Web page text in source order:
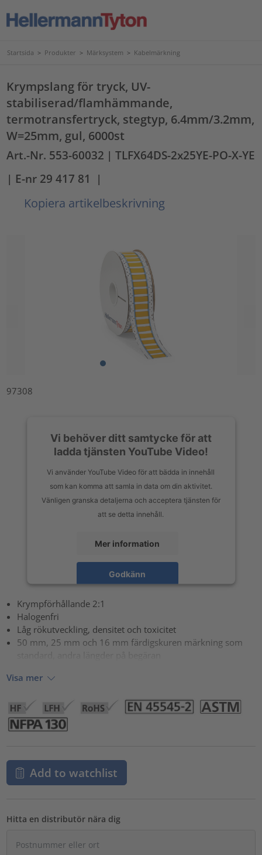
Startsida > Produkter > Märksystem > Kabelmärkning
Krympslang för tryck, UV-
stabiliserad/flamhämmande,
termotransfertryck, stegtyp, 6.4mm/3.2mm,
W=25mm, gul, 6000st
Art.-Nr. 553-60032 | TLFX64DS-2x25YE-PO-X-YE
| E-nr 29 417 81
|
Kopiera artikelbeskrivning
97308
Vi behöver ditt samtycke för att
ladda tjänsten YouTube Video!
Vi använder YouTube Video för att bädda in innehåll
som kan komma att samla in data om din aktivitet.
Vänligen granska detaljerna och acceptera tjänsten för
att se detta innehåll.
Mer information
Godkänn
Krympförhållande 2:1
Halogenfri
Låg rökutveckling, densitet och toxicitet
50 mm, 25 mm och 16 mm färdigskuren märkning som
Visa mer
Add to watchlist
Hitta en distributör nära dig